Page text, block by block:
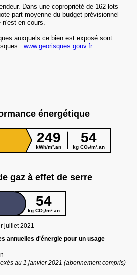
. Dans une copropriété de 162 lots
part moyenne du budget prévisionnel
n'est en cours.
auxquels ce bien est exposé sont
: www.georisques.gouv.fr
énergétique
249
kWh/m².an
54
kg CO₂/m².an
gaz à effet de serre
54
kg CO₂/m².an
juillet 2021
annuelles d'énergie pour un usage
au 1 janvier 2021 (abonnement compris)